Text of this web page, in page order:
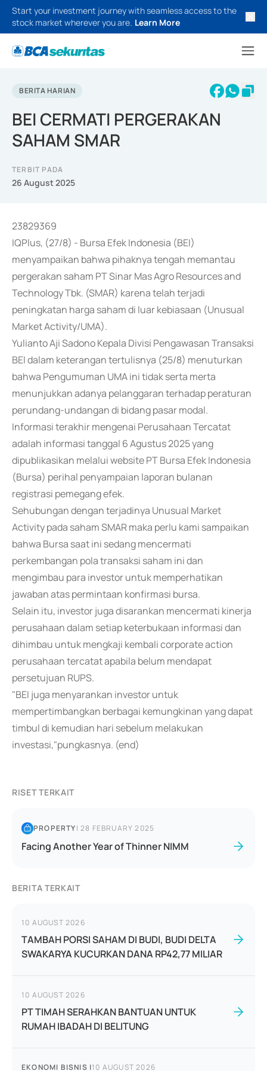
Start your investment journey with seamless access to the
stock market wherever you are. Learn More
BERITA HARIAN
BEI CERMATI PERGERAKAN
SAHAM SMAR
TERBIT PADA
26 August 2025
23829369
IQPlus, (27/8) - Bursa Efek Indonesia (BEI)
menyampaikan bahwa pihaknya tengah memantau
pergerakan saham PT Sinar Mas Agro Resources and
Technology Tbk. (SMAR) karena telah terjadi
peningkatan harga saham di luar kebiasaan (Unusual
Market Activity/UMA).
Yulianto Aji Sadono Kepala Divisi Pengawasan Transaksi
BEI dalam keterangan tertulisnya (25/8) menuturkan
bahwa Pengumuman UMA ini tidak serta merta
menunjukkan adanya pelanggaran terhadap peraturan
perundang-undangan di bidang pasar modal.
Informasi terakhir mengenai Perusahaan Tercatat
adalah informasi tanggal 6 Agustus 2025 yang
dipublikasikan melalui website PT Bursa Efek Indonesia
(Bursa) perihal penyampaian laporan bulanan
registrasi pemegang efek.
Sehubungan dengan terjadinya Unusual Market
Activity pada saham SMAR maka perlu kami sampaikan
bahwa Bursa saat ini sedang mencermati
perkembangan pola transaksi saham ini dan
mengimbau para investor untuk memperhatikan
jawaban atas permintaan konfirmasi bursa.
Selain itu, investor juga disarankan mencermati kinerja
perusahaan dalam setiap keterbukaan informasi dan
dihimbau untuk mengkaji kembali corporate action
perusahaan tercatat apabila belum mendapat
persetujuan RUPS.
"BEI juga menyarankan investor untuk
mempertimbangkan berbagai kemungkinan yang dapat
timbul di kemudian hari sebelum melakukan
investasi,"pungkasnya. (end)
RISET TERKAIT
PROPERTY|28 FEBRUARY 2025
Facing Another Year of Thinner NIMM
BERITA TERKAIT
10 AUGUST 2026
TAMBAH PORSI SAHAM DI BUDI, BUDI DELTA
SWAKARYA KUCURKAN DANA RP42,77 MILIAR
10 AUGUST 2026
PT TIMAH SERAHKAN BANTUAN UNTUK
RUMAH IBADAH DI BELITUNG
EKONOMI BISNIS |10 AUGUST 2026